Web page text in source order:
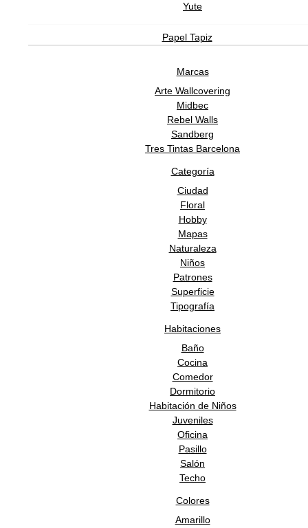
Yute
Papel Tapiz
Marcas
Arte Wallcovering
Midbec
Rebel Walls
Sandberg
Tres Tintas Barcelona
Categoría
Ciudad
Floral
Hobby
Mapas
Naturaleza
Niños
Patrones
Superficie
Tipografía
Habitaciones
Baño
Cocina
Comedor
Dormitorio
Habitación de Niños
Juveniles
Oficina
Pasillo
Salón
Techo
Colores
Amarillo